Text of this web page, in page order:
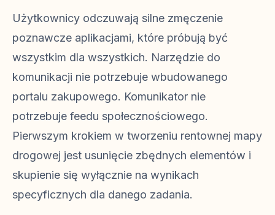
Użytkownicy odczuwają silne zmęczenie
poznawcze aplikacjami, które próbują być
wszystkim dla wszystkich. Narzędzie do
komunikacji nie potrzebuje wbudowanego
portalu zakupowego. Komunikator nie
potrzebuje feedu społecznościowego.
Pierwszym krokiem w tworzeniu rentownej mapy
drogowej jest usunięcie zbędnych elementów i
skupienie się wyłącznie na wynikach
specyficznych dla danego zadania.